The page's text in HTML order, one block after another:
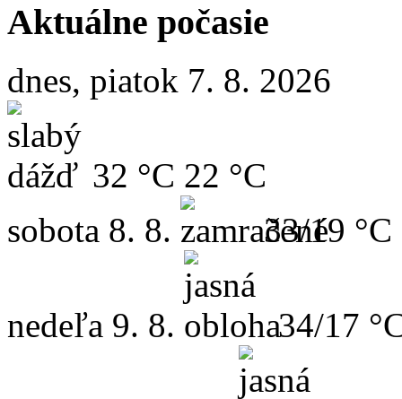
Aktuálne počasie
dnes, piatok 7. 8. 2026
32 °C 22 °C
sobota 8. 8. 33/19 °C
nedeľa 9. 8. 34/17